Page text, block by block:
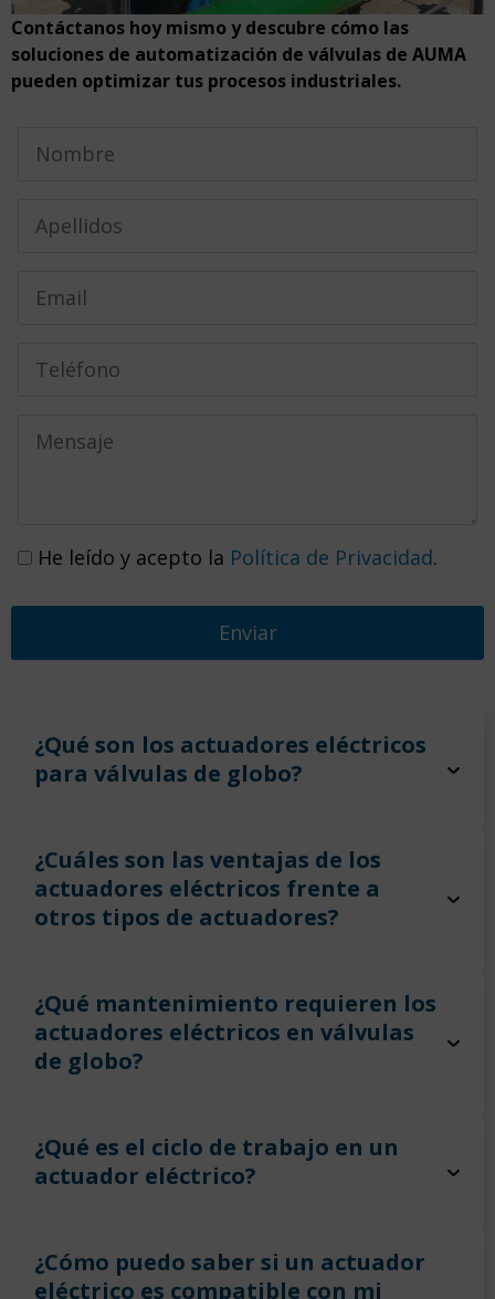
Contáctanos hoy mismo y descubre cómo las
soluciones de automatización de válvulas de AUMA
pueden optimizar tus procesos industriales.
He leído y acepto la Política de Privacidad.
¿Qué son los actuadores eléctricos
para válvulas de globo?
¿Cuáles son las ventajas de los
actuadores eléctricos frente a
otros tipos de actuadores?
¿Qué mantenimiento requieren los
actuadores eléctricos en válvulas
de globo?
¿Qué es el ciclo de trabajo en un
actuador eléctrico?
¿Cómo puedo saber si un actuador
eléctrico es compatible con mi